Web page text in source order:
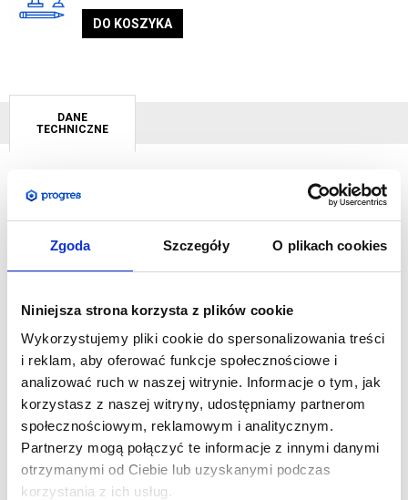
Zgoda Szczegóły O plikach cookies
Niniejsza strona korzysta z plików cookie
Wykorzystujemy pliki cookie do spersonalizowania treści
i reklam, aby oferować funkcje społecznościowe i
analizować ruch w naszej witrynie. Informacje o tym, jak
korzystasz z naszej witryny, udostępniamy partnerom
społecznościowym, reklamowym i analitycznym.
Partnerzy mogą połączyć te informacje z innymi danymi
otrzymanymi od Ciebie lub uzyskanymi podczas
korzystania z ich usług.
DO KOSZYKA
DANE
TECHNICZNE
X-Banner Standard jest banerowym systemem napinanym
konstrukcji. Sposób jej prezentacji jest taki sam jak w rollupie,
różnicą jest brak kasety i samo wykonanie systemu. Niska cena
do ekspozycji, gdzie liczy sie mobilność i możliwość
błyskawicznej wymiany grafiki, którą sprawnie wykona jedna
osoba. Warto dodać, że materiał z którego wykonany jest ten
system jest wyjątkowo wytrzymały i odporny na uszkodzenia
podczas transportu.
SPECYFIKACJA:
Wymiar fizyczny w mm: 1850 (wys.) x 800 (szer.) x 500